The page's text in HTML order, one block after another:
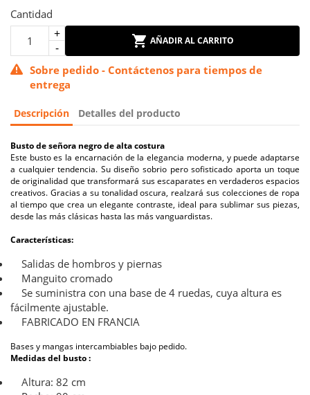
Cantidad
AÑADIR AL CARRITO
Sobre pedido - Contáctenos para tiempos de
entrega
Descripción Detalles del producto
Busto de señora negro de alta costura
Este busto es la encarnación de la elegancia moderna, y puede adaptarse
a cualquier tendencia. Su diseño sobrio pero sofisticado aporta un toque
de originalidad que transformará sus escaparates en verdaderos espacios
creativos. Gracias a su tonalidad oscura, realzará sus colecciones de ropa
al tiempo que crea un elegante contraste, ideal para sublimar sus piezas,
desde las más clásicas hasta las más vanguardistas.
Características:
Salidas de hombros y piernas
Manguito cromado
Se suministra con una base de 4 ruedas, cuya altura es
fácilmente ajustable.
FABRICADO EN FRANCIA
Bases y mangas intercambiables bajo pedido.
Medidas del busto :
Altura: 82 cm